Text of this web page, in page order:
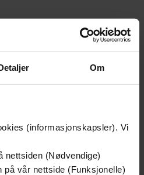
Om
(informasjonskapsler). Vi
nettsiden (Nødvendige)
på vår nettside (Funksjonelle)